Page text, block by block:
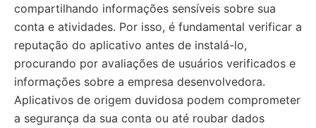
compartilhando informações sensíveis sobre sua
conta e atividades. Por isso, é fundamental verificar a
reputação do aplicativo antes de instalá-lo,
procurando por avaliações de usuários verificados e
informações sobre a empresa desenvolvedora.
Aplicativos de origem duvidosa podem comprometer
a segurança da sua conta ou até roubar dados